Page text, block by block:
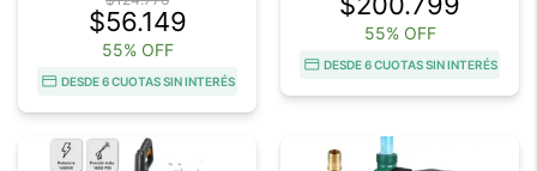
$56.149
55% OFF
DESDE 6 CUOTAS SIN INTERÉS
55% OFF
DESDE 6 CUOTAS SIN INTERÉS